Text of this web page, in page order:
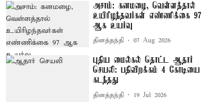
அசாம்: கனமழை, வெள்ளத்தால்
உயிரிழந்தவர்கள் எண்ணிக்கை 97
ஆக உயர்வு
தினத்தந்தி 07 Aug 2026
புதிய மைல்கல் தொட்ட ஆதார்
செயலி: பதிவிறக்கம் 4 கோடியை
கடந்தது
தினத்தந்தி 19 Jul 2026